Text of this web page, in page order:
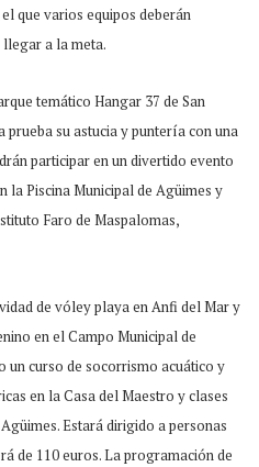
que varios equipos deberán
a la meta.
temático Hangar 37 de San
su astucia y puntería con una
participar en un divertido evento
la Piscina Municipal de Agüimes y
Faro de Maspalomas,
de vóley playa en Anfi del Mar y
en el Campo Municipal de
un curso de socorrismo acuático y
en la Casa del Maestro y clases
Estará dirigido a personas
de 110 euros. La programación de